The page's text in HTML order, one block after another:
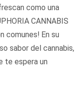
como una
CANNABIS
comunes! En su
sabor del cannabis,
te espera un